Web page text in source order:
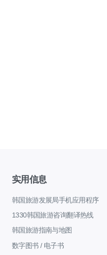
实用信息
韩国旅游发展局手机应用程序
1330韩国旅游咨询翻译热线
韩国旅游指南与地图
数字图书 / 电子书